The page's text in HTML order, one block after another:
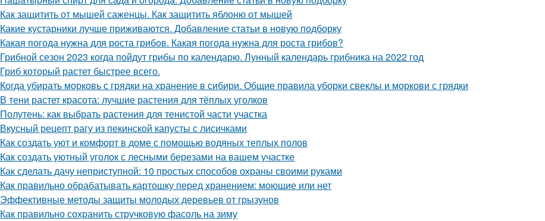
Как защитить от мышей саженцы. Как защитить яблоню от мышей
Какие кустарники лучше приживаются. Добавление статьи в новую подборку
Какая погода нужна для роста грибов. Какая погода нужна для роста грибов?
Грибной сезон 2023 когда пойдут грибы по календарю. Лунный календарь грибника на 2022 год
Гриб который растет быстрее всего.
Когда убирать морковь с грядки на хранение в сибири. Общие правила уборки свеклы и моркови с грядки
В тени растет красота: лучшие растения для тёплых уголков
Полутень: как выбрать растения для тенистой части участка
Вкусный рецепт рагу из пекинской капусты с лисичками
Как создать уют и комфорт в доме с помощью водяных теплых полов
Как создать уютный уголок с лесными березами на вашем участке
Как сделать дачу неприступной: 10 простых способов охраны своими руками
Как правильно обрабатывать картошку перед хранением: моющие или нет
Эффективные методы защиты молодых деревьев от грызунов
Как правильно сохранить стручковую фасоль на зиму